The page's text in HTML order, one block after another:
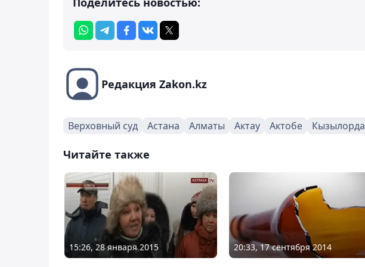
Редакция Zakon.kz
Верховный суд Астана Алматы Актау Актобе Кызылорда
Читайте также
15:26, 28 января 2015 20:33, 17 сентября 2014